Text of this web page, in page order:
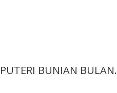
BUNIAN BULAN.